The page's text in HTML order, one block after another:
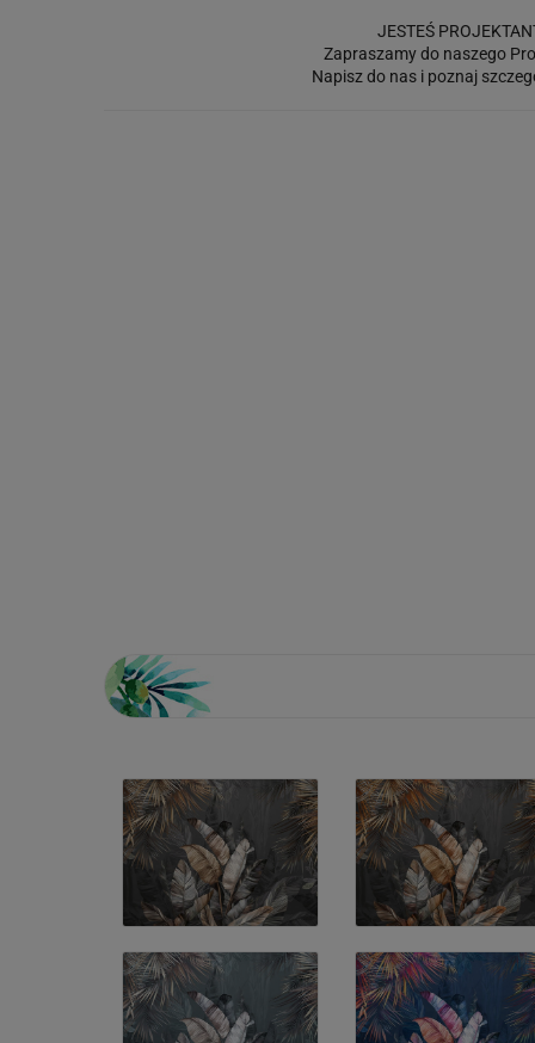
JESTEŚ
Zapraszamy do naszego
Napisz do nas i poznaj